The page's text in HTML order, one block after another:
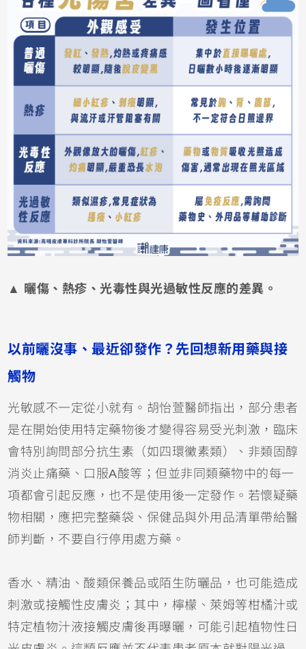
▲ 曬傷、熱疹、光毒性與光過敏性反應的差異。
以前曬沒事、最近卻發作？先回想新用藥與接
觸物
光敏感不一定從小就有。胡怡萱醫師指出，部分患者
是在開始使用特定藥物後才變得容易受光刺激，臨床
會特別詢問部分抗生素（如 四環黴素類）、非類固醇
消炎止痛藥、口服A酸等；但並非同類藥物中的每一
項都會引起反應，也不是使用後一定發作。若懷疑藥
物相關，應把完整藥袋、保健品與外用品清單帶給醫
師判斷，不要自行停用處方藥。
香水、精油、酸類保養品或陌生 防曬品，也可能造成
刺激或接觸性皮膚炎；其中，檸檬、萊姆等柑橘汁或
特定植物汁液接觸皮膚後再曝曬，可能引起植物性日